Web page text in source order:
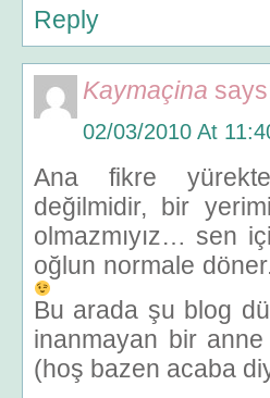
Reply
Kaymaçina
02/03/2010 At
Ana fikre
değilmidir, bir
olmazmıyız… sen
oğlun normale
Bu arada şu blog
inanmayan bir
(hoş bazen acaba